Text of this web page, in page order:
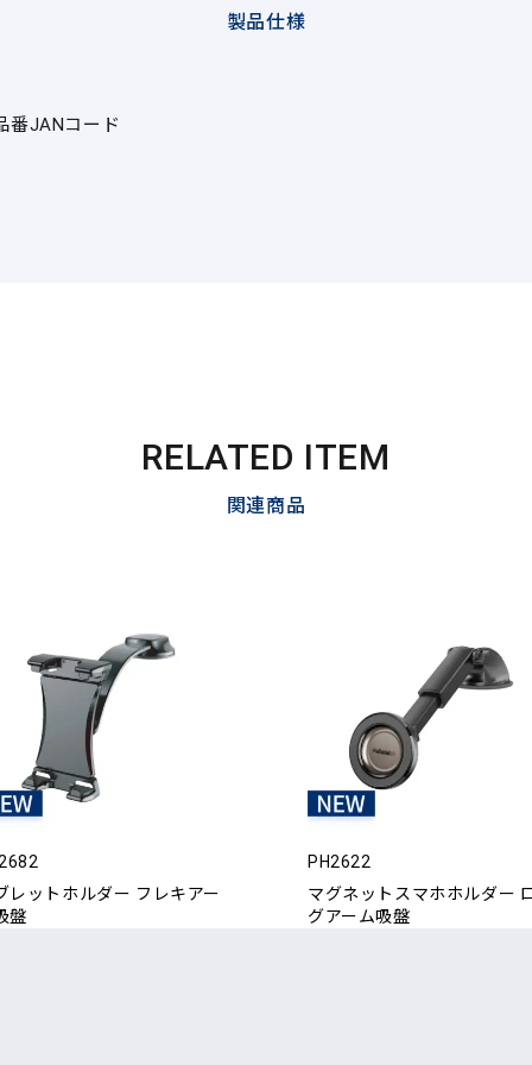
製品仕様
番JANコード
RELATED ITEM
関連商品
レットホルダー フレキアー
盤
PH2622
マグネットスマホホルダー
グアーム吸盤